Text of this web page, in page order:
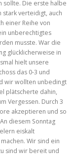
sollte. Die erste halbe
stark verteidigt, auch
einer Reihe von
unberechtigtes
musste. War die
glücklicherweise in
hielt unsere
das 0-3 und
wir wollten unbedingt
plätscherte dahin,
Vergessen. Durch 3
akzeptieren und so
diesem Sonntag
eiskalt
Wir sind ein
sind wir bereit und